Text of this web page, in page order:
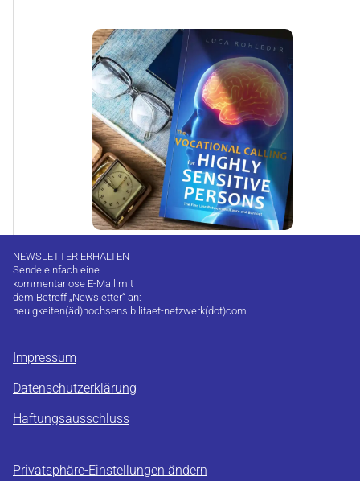
NEWSLETTER ERHALTEN
Sende einfach eine
kommentarlose E-Mail mit
dem Betreff „Newsletter“ an:
neuigkeiten(äd)hochsensibilitaet-netzwerk(dot)com
Impressum
Datenschutzerklärung
Haftungsausschluss
Privatsphäre-Einstellungen ändern